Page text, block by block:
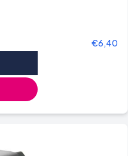
€6,40